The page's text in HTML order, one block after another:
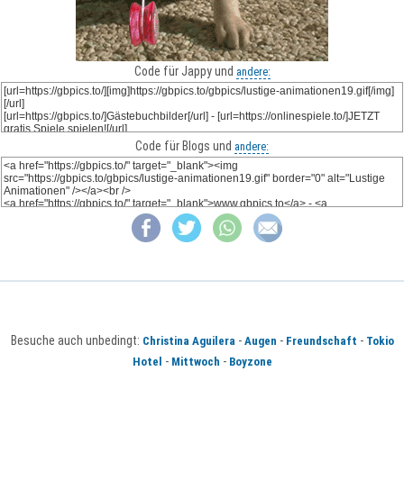
Code für Jappy und andere:
Code für Blogs und andere:
Besuche auch unbedingt: Christina Aguilera - Augen - Freundschaft - Tokio
Hotel - Mittwoch - Boyzone